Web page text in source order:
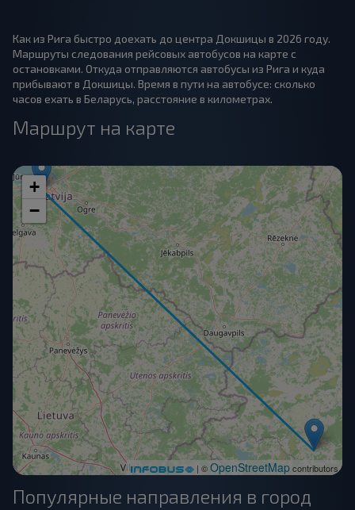
Как из Рига быстро доехать до центра Докшицы в 2026 году.
Маршруты следования рейсовых автобусов на карте с
остановками. Откуда отправляются автобусы из Рига и куда
прибывают в Докшицы. Время в пути на автобусе: сколько
часов ехать в Беларусь, расстояние в километрах.
Маршрут на карте
+
−
| ©OpenStreetMapcontributors
Популярные направления в город